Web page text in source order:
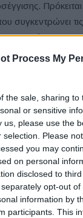
Process My
the sale, sharing to
or sensitive
us, please use the
Please
you may
on personal
disclosed to
opt-out
information by
participants. This
Πρόκειται
συγκεντρώνει τις
και του
να
πατώντας ένα
την
πρώτη φορά με τη
την
με τις εξωτερικές
στην τεχνολογία